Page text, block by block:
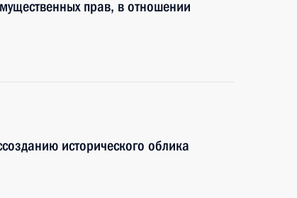
прав, в отношении
исторического облика